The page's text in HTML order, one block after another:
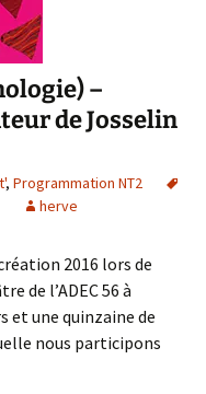
–
de Josselin
, Programmation NT2
herve
2016 lors de
de l’ADEC 56 à
et une quinzaine de
nous participons